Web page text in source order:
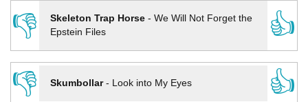
👎
Skeleton Trap Horse- We Will Not Forget the
Epstein Files
👍
👎
Skumbollar- Look into My Eyes
👍